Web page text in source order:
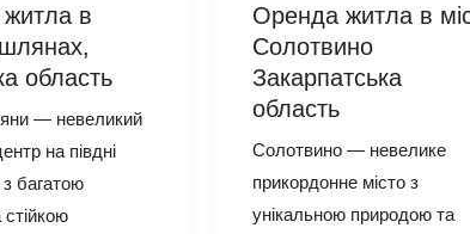
в
область
— невеликий
на півдні
багатою
стійкою
Оренда житла в
Солотвино
Закарпатська
область
Солотвино — невелике
прикордонне місто з
унікальною природою та